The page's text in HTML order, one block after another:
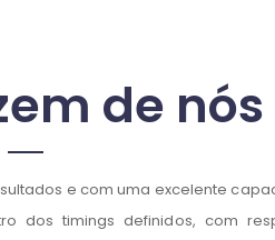
de nós
e com uma excelente
dos timings definidos, com